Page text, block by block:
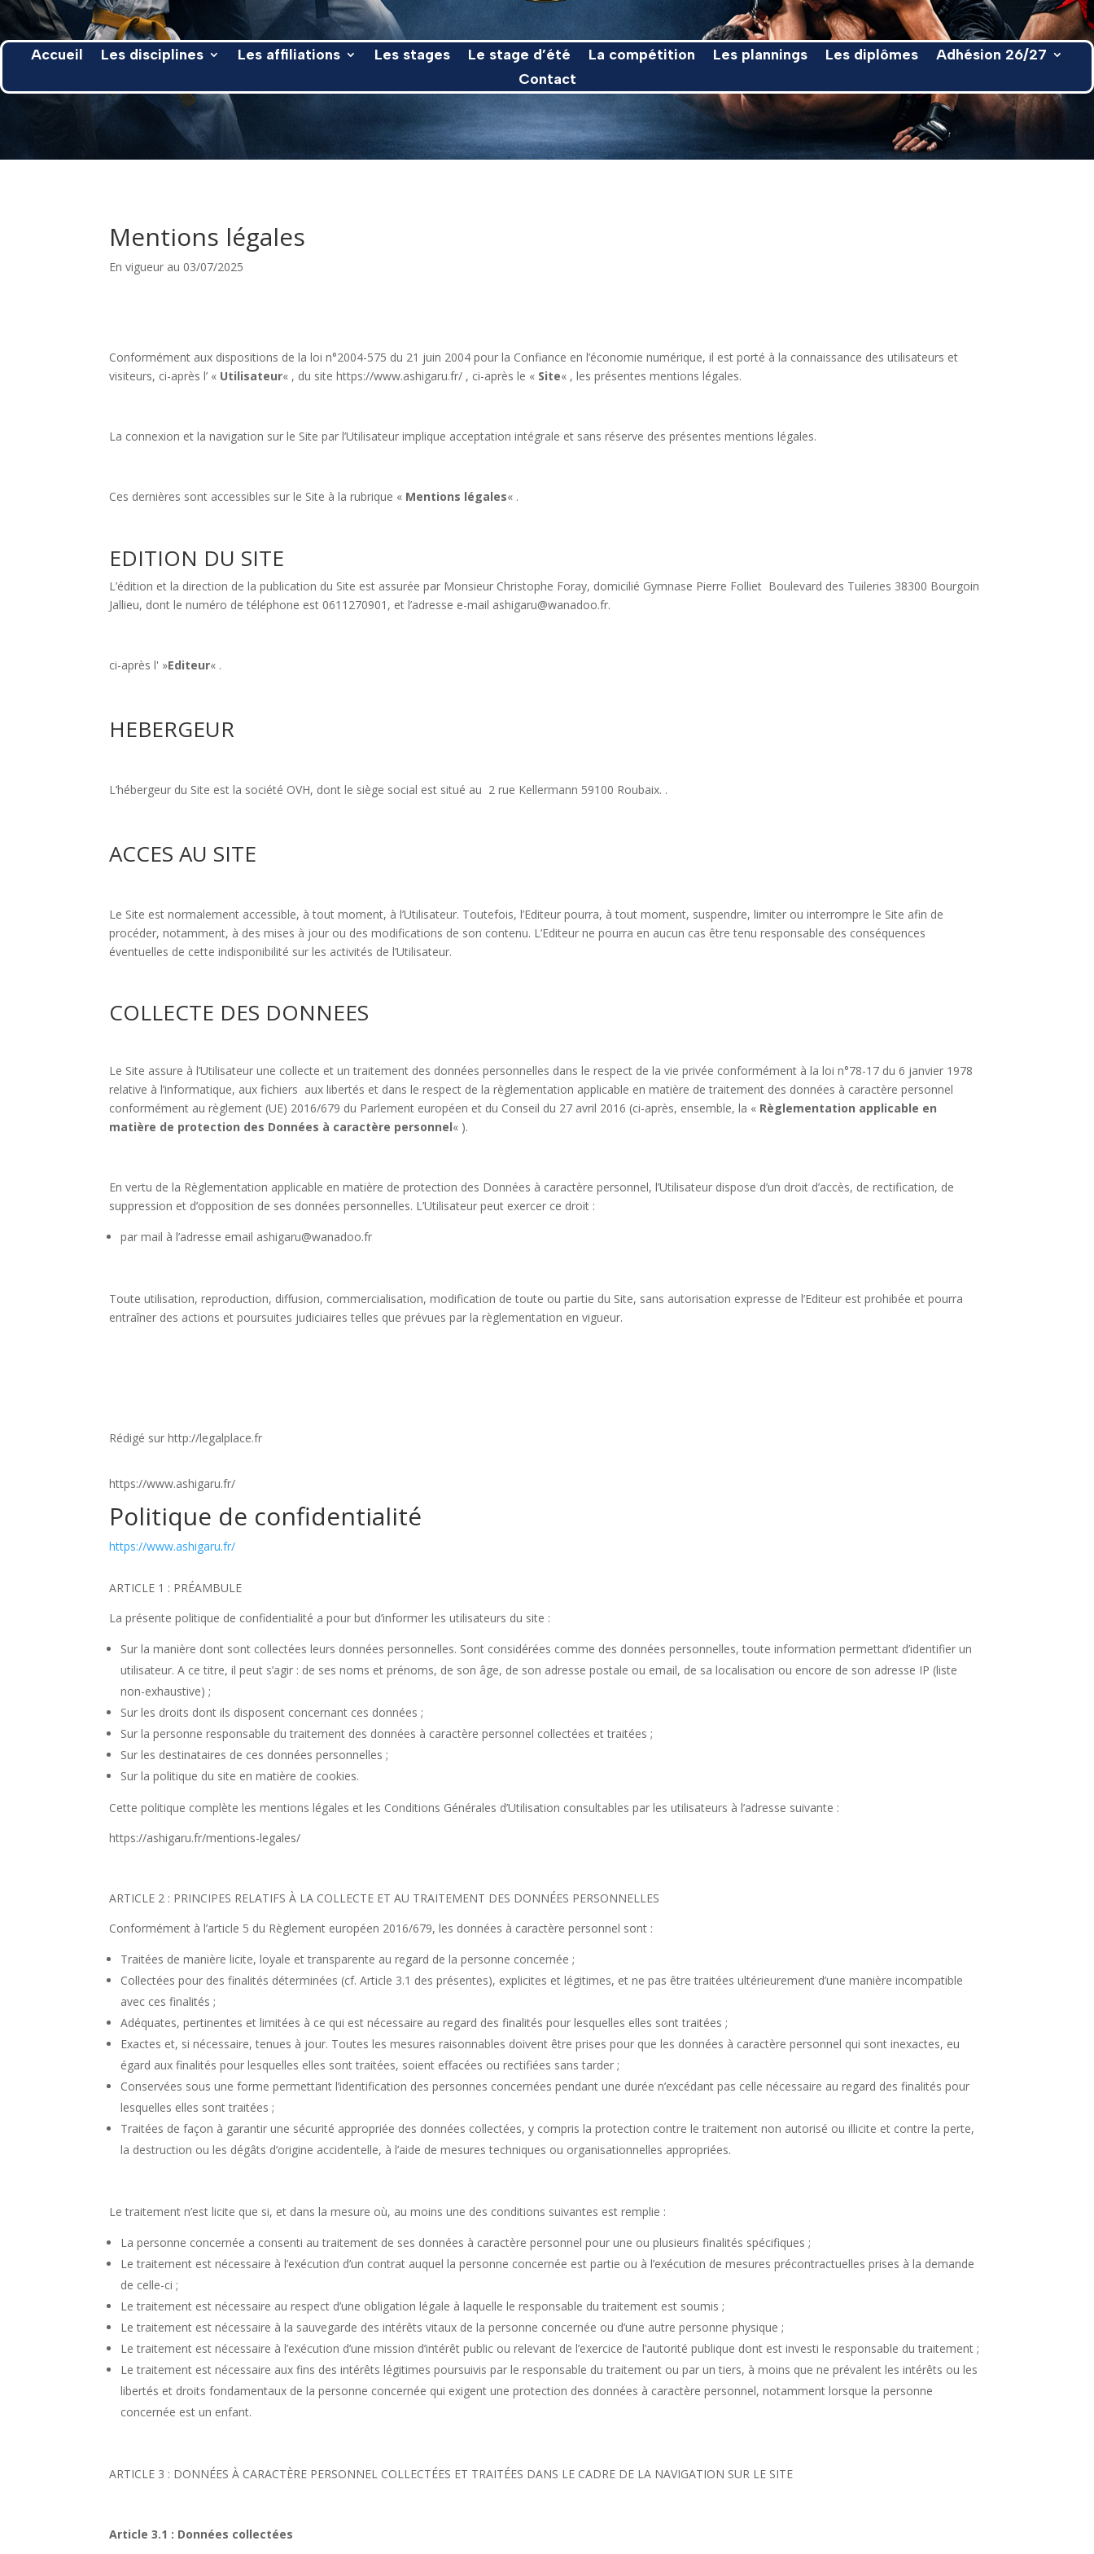
Accueil Les disciplines Les affiliations Les stages Le stage d’été La compétition Les plannings Les diplômes
Adhésion 26/27
Contact
Mentions légales
En vigueur au 03/07/2025
Conformément aux dispositions de la loi n°2004-575 du 21 juin 2004 pour la Confiance en l’économie numérique, il est porté à la connaissance des utilisateurs et
visiteurs, ci-après l’ « Utilisateur« , du site https://www.ashigaru.fr/ , ci-après le « Site« , les présentes mentions légales.
La connexion et la navigation sur le Site par l’Utilisateur implique acceptation intégrale et sans réserve des présentes mentions légales.
Ces dernières sont accessibles sur le Site à la rubrique « Mentions légales« .
EDITION DU SITE
L’édition et la direction de la publication du Site est assurée par Monsieur Christophe Foray, domicilié Gymnase Pierre Folliet Boulevard des Tuileries 38300 Bourgoin
Jallieu, dont le numéro de téléphone est 0611270901, et l’adresse e-mail ashigaru@wanadoo.fr.
ci-après l' »Editeur« .
HEBERGEUR
L’hébergeur du Site est la société OVH, dont le siège social est situé au 2 rue Kellermann 59100 Roubaix. .
ACCES AU SITE
Le Site est normalement accessible, à tout moment, à l’Utilisateur. Toutefois, l’Editeur pourra, à tout moment, suspendre, limiter ou interrompre le Site afin de
procéder, notamment, à des mises à jour ou des modifications de son contenu. L’Editeur ne pourra en aucun cas être tenu responsable des conséquences
éventuelles de cette indisponibilité sur les activités de l’Utilisateur.
COLLECTE DES DONNEES
Le Site assure à l’Utilisateur une collecte et un traitement des données personnelles dans le respect de la vie privée conformément à la loi n°78-17 du 6 janvier 1978
relative à l’informatique, aux fichiers aux libertés et dans le respect de la règlementation applicable en matière de traitement des données à caractère personnel
conformément au règlement (UE) 2016/679 du Parlement européen et du Conseil du 27 avril 2016 (ci-après, ensemble, la « Règlementation applicable en
matière de protection des Données à caractère personnel« ).
En vertu de la Règlementation applicable en matière de protection des Données à caractère personnel, l’Utilisateur dispose d’un droit d’accès, de rectification, de
suppression et d’opposition de ses données personnelles. L’Utilisateur peut exercer ce droit :
par mail à l’adresse email ashigaru@wanadoo.fr
Toute utilisation, reproduction, diffusion, commercialisation, modification de toute ou partie du Site, sans autorisation expresse de l’Editeur est prohibée et pourra
entraîner des actions et poursuites judiciaires telles que prévues par la règlementation en vigueur.
Rédigé sur http://legalplace.fr
https://www.ashigaru.fr/
Politique de confidentialité
https://www.ashigaru.fr/
ARTICLE 1 : PRÉAMBULE
La présente politique de confidentialité a pour but d’informer les utilisateurs du site :
Sur la manière dont sont collectées leurs données personnelles. Sont considérées comme des données personnelles, toute information permettant d’identifier un
utilisateur. A ce titre, il peut s’agir : de ses noms et prénoms, de son âge, de son adresse postale ou email, de sa localisation ou encore de son adresse IP (liste
non-exhaustive) ;
Sur les droits dont ils disposent concernant ces données ;
Sur la personne responsable du traitement des données à caractère personnel collectées et traitées ;
Sur les destinataires de ces données personnelles ;
Sur la politique du site en matière de cookies.
Cette politique complète les mentions légales et les Conditions Générales d’Utilisation consultables par les utilisateurs à l’adresse suivante :
https://ashigaru.fr/mentions-legales/
ARTICLE 2 : PRINCIPES RELATIFS À LA COLLECTE ET AU TRAITEMENT DES DONNÉES PERSONNELLES
Conformément à l’article 5 du Règlement européen 2016/679, les données à caractère personnel sont :
Traitées de manière licite, loyale et transparente au regard de la personne concernée ;
Collectées pour des finalités déterminées (cf. Article 3.1 des présentes), explicites et légitimes, et ne pas être traitées ultérieurement d’une manière incompatible
avec ces finalités ;
Adéquates, pertinentes et limitées à ce qui est nécessaire au regard des finalités pour lesquelles elles sont traitées ;
Exactes et, si nécessaire, tenues à jour. Toutes les mesures raisonnables doivent être prises pour que les données à caractère personnel qui sont inexactes, eu
égard aux finalités pour lesquelles elles sont traitées, soient effacées ou rectifiées sans tarder ;
Conservées sous une forme permettant l’identification des personnes concernées pendant une durée n’excédant pas celle nécessaire au regard des finalités pour
lesquelles elles sont traitées ;
Traitées de façon à garantir une sécurité appropriée des données collectées, y compris la protection contre le traitement non autorisé ou illicite et contre la perte,
la destruction ou les dégâts d’origine accidentelle, à l’aide de mesures techniques ou organisationnelles appropriées.
Le traitement n’est licite que si, et dans la mesure où, au moins une des conditions suivantes est remplie :
La personne concernée a consenti au traitement de ses données à caractère personnel pour une ou plusieurs finalités spécifiques ;
Le traitement est nécessaire à l’exécution d’un contrat auquel la personne concernée est partie ou à l’exécution de mesures précontractuelles prises à la demande
de celle-ci ;
Le traitement est nécessaire au respect d’une obligation légale à laquelle le responsable du traitement est soumis ;
Le traitement est nécessaire à la sauvegarde des intérêts vitaux de la personne concernée ou d’une autre personne physique ;
Le traitement est nécessaire à l’exécution d’une mission d’intérêt public ou relevant de l’exercice de l’autorité publique dont est investi le responsable du traitement ;
Le traitement est nécessaire aux fins des intérêts légitimes poursuivis par le responsable du traitement ou par un tiers, à moins que ne prévalent les intérêts ou les
libertés et droits fondamentaux de la personne concernée qui exigent une protection des données à caractère personnel, notamment lorsque la personne
concernée est un enfant.
ARTICLE 3 : DONNÉES À CARACTÈRE PERSONNEL COLLECTÉES ET TRAITÉES DANS LE CADRE DE LA NAVIGATION SUR LE SITE
Article 3.1 : Données collectées